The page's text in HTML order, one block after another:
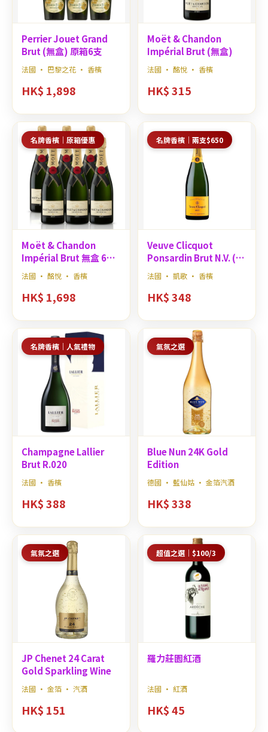
Perrier Jouet Grand
Brut (無盒) 原箱6支
法國 · 巴黎之花 · 香檳
HK$ 1,898
Moët & Chandon
Impérial Brut (無盒)
法國 · 酩悅 · 香檳
HK$ 315
名牌香檳｜原箱優惠
Moët & Chandon
Impérial Brut 無盒 6支
原箱優惠
法國 · 酩悅 · 香檳
HK$ 1,698
名牌香檳｜兩支$650
Veuve Clicquot
Ponsardin Brut N.V. (無
盒)
法國 · 凱歌 · 香檳
HK$ 348
名牌香檳｜人氣禮物
Champagne Lallier
Brut R.020
法國 · 香檳
HK$ 388
氣氛之選
Blue Nun 24K Gold
Edition
德國 · 藍仙姑 · 金箔汽酒
HK$ 338
氣氛之選
JP Chenet 24 Carat
Gold Sparkling Wine
法國 · 金箔 · 汽酒
HK$ 151
超值之選｜$100/3
羅力莊園紅酒
法國 · 紅酒
HK$ 45